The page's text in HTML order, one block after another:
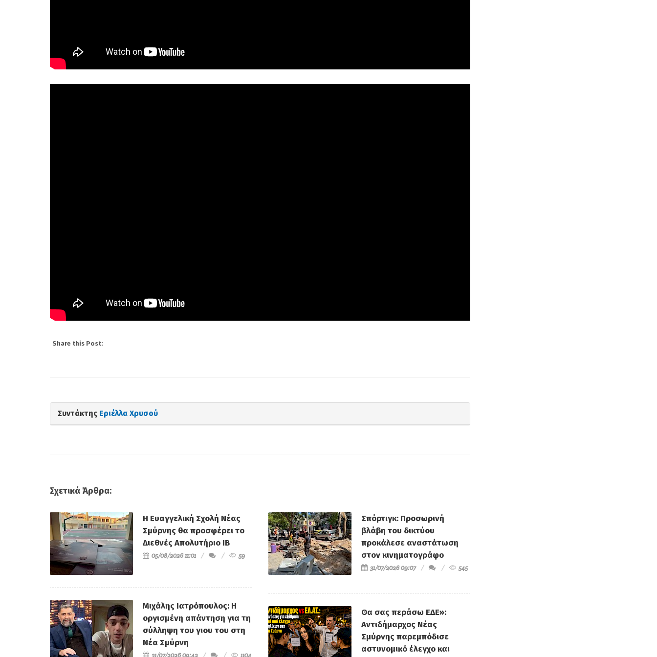
Share this Post:
Συντάκτης Εριέλλα Χρυσού
Σχετικά Άρθρα:
Η Ευαγγελική Σχολή Νέας
Σμύρνης θα προσφέρει το
Διεθνές Απολυτήριο IB
05/08/2026 11:01 59
Μιχάλης Ιατρόπουλος: Η
οργισμένη απάντηση για τη
σύλληψη του γιου του στη
Νέα Σμύρνη
Σπόρτιγκ: Προσωρινή
βλάβη του δικτύου
προκάλεσε αναστάτωση
στον κινηματογράφο
31/07/2026 09:07 545
Θα σας περάσω ΕΔΕ»:
Αντιδήμαρχος Νέας
Σμύρνης παρεμπόδισε
αστυνομικό έλεγχο και